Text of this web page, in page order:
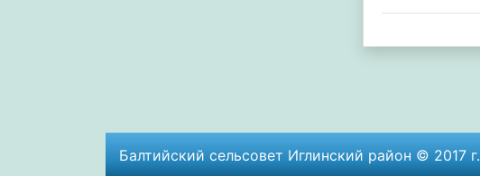
Балтийский сельсовет Иглинский район © 2017 г.